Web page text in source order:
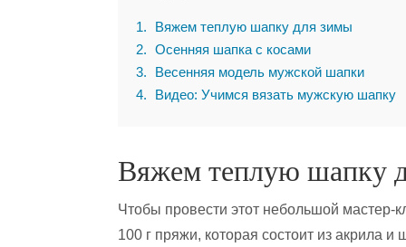
1
Вяжем теплую шапку для зимы
2
Осенняя шапка с косами
3
Весенняя модель мужской шапки
4
Видео: Учимся вязать мужскую шапку
Вяжем теплую шапку
Чтобы провести этот небольшой мастер-
100 г пряжи, которая состоит из акрила и